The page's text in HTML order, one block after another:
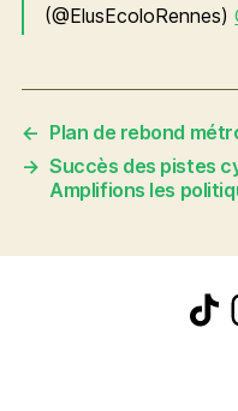
(@ElusEcoloRennes)
← Plan de rebond
→ Succès des pistes
Amplifions les